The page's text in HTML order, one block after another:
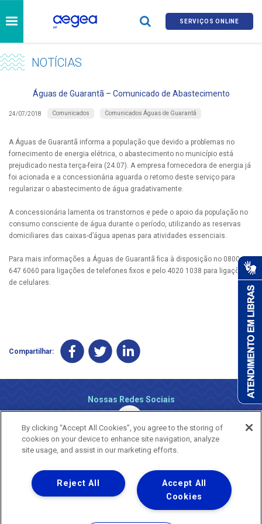
SERVIÇOS ONLINE
NOTÍCIAS
Águas de Guarantã – Comunicado de Abastecimento
24/07/2018 Comunicados Comunicados Águas de Guarantã
A Águas de Guarantã informa a população que devido a problemas no
fornecimento de energia elétrica, o abastecimento no município está
prejudicado nesta terça-feira (24.07). A empresa fornecedora de energia já
foi acionada e a concessionária aguarda o retorno deste serviço para
regularizar o abastecimento de água gradativamente.
A concessionária lamenta os transtornos e pede o apoio da população no
consumo consciente de água durante o período, utilizando as reservas
domiciliares das caixas-d’água apenas para atividades essenciais.
Para mais informações a Águas de Guarantã fica à disposição no 0800
647 6060 para ligações de telefones fixos e pelo 4020 1038 para ligações
de celulares.
Compartilhar:
Nossas Redes Sociais
Uma empresa
Copyright ® 2026 - Todos os Direitos Reservados.
Nossa natureza movimenta a vida
By clicking “Accept All Cookies”, you agree to the storing of
cookies on your device to enhance site navigation, analyze
site usage, and assist in our marketing efforts.
Accept All
Cookies
Reject All